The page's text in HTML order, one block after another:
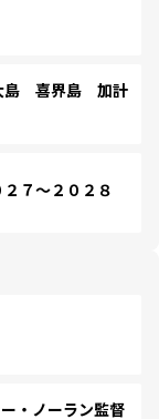
島 喜界島 加計
７～２０２８
・ノーラン監督